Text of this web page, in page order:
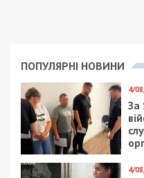
ПОПУЛЯРНІ НОВИНИ
4/
За
4/